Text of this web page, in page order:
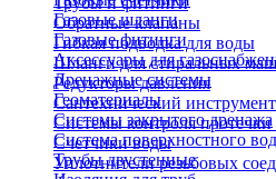
Обратные клапаны
Гибкая подводка для воды
Шланги для стиральных
Редукторы давления
Сантехнический инструмент
Системы контроля
Счетчики воды
Уплотнители резьбовых
Газовые шланги
Газовые фитинги
Аксессуары для
Дренажные системы
Геоматериалы
Системы закрытого дренажа
Система поверхностного
Трубы двустенные